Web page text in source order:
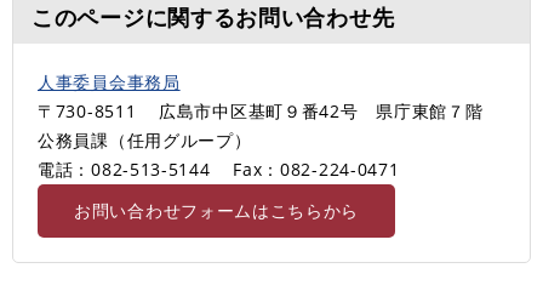
このページに関するお問い合わせ先
人事委員会事務局
〒730-8511
広島市中区基町９番42号 県庁東館７階
公務員課（任用グループ）
電話：082-513-5144
Fax：082-224-0471
お問い合わせフォームはこちらから